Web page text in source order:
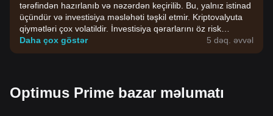
tərəfindən hazırlanıb və nəzərdən keçirilib. Bu, yalnız istinad
üçündür və investisiya məsləhəti təşkil etmir. Kriptovalyuta
qiymətləri çox volatildir. İnvestisiya qərarlarını öz risk
dözümlülüyünüzə əsasən verin.
Daha çox göstər 5 dəq. əvvəl
Optimus Prime bazar məlumatı